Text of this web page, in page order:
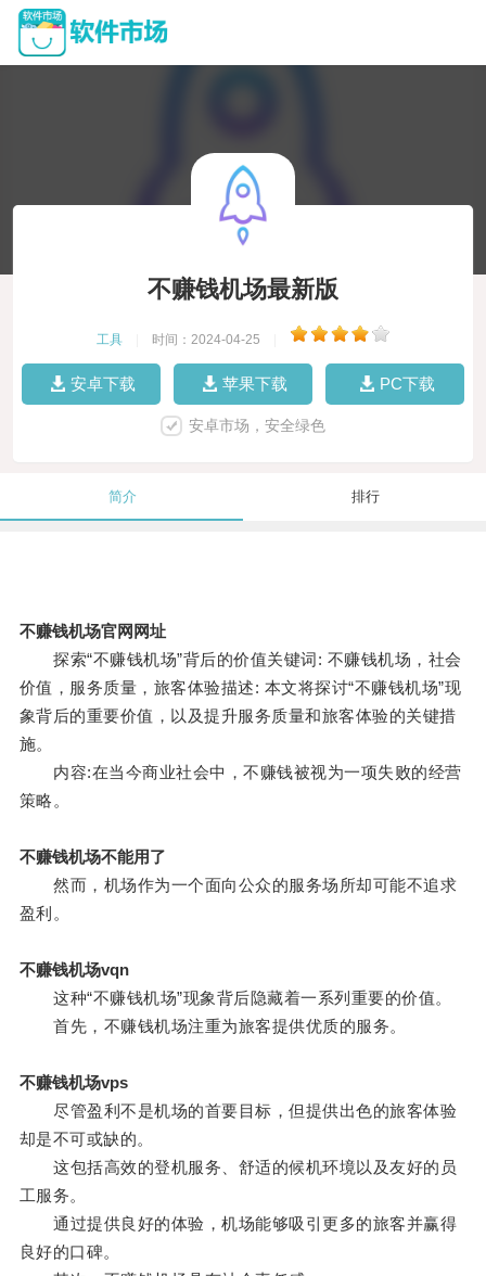
不赚钱机场最新版
工具 时间：2024-04-25
安卓下载 苹果下载 PC下载
安卓市场，安全绿色
简介 排行
不赚钱机场官网网址
探索“不赚钱机场”背后的价值关键词: 不赚钱机场，社会
价值，服务质量，旅客体验描述: 本文将探讨“不赚钱机场”现
象背后的重要价值，以及提升服务质量和旅客体验的关键措
施。
内容:在当今商业社会中，不赚钱被视为一项失败的经营
策略。
不赚钱机场不能用了
然而，机场作为一个面向公众的服务场所却可能不追求
盈利。
不赚钱机场vqn
这种“不赚钱机场”现象背后隐藏着一系列重要的价值。
首先，不赚钱机场注重为旅客提供优质的服务。
不赚钱机场vps
尽管盈利不是机场的首要目标，但提供出色的旅客体验
却是不可或缺的。
这包括高效的登机服务、舒适的候机环境以及友好的员
工服务。
通过提供良好的体验，机场能够吸引更多的旅客并赢得
良好的口碑。